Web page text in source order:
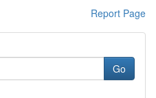
Report Page
Go